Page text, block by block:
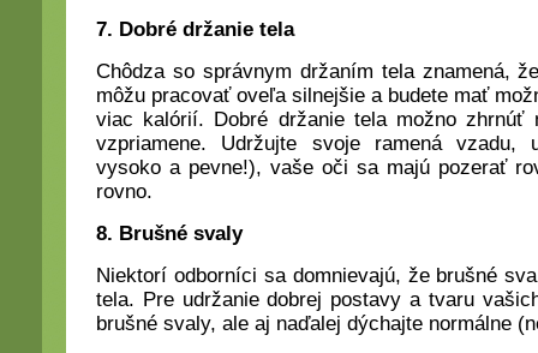
7. Dobré držanie tela
Chôdza so správnym držaním tela znamená,
môžu pracovať oveľa silnejšie a budete mať
viac kalórií. Dobré držanie tela možno zhrnúť
vzpriamene. Udržujte svoje ramená vzadu,
vysoko a pevne!), vaše oči sa majú pozerať
rovno.
8. Brušné svaly
Niektorí odborníci sa domnievajú, že brušné
tela. Pre udržanie dobrej postavy a tvaru
brušné svaly, ale aj naďalej dýchajte normálne